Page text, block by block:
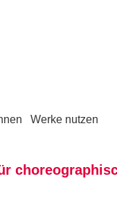
Werke nutzen